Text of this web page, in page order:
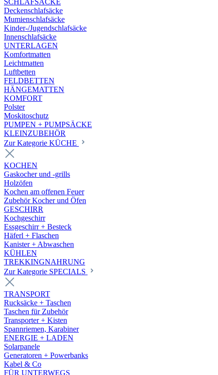
SCHLAFSÄCKE
Deckenschlafsäcke
Mumienschlafsäcke
Kinder-/Jugendschlafsäcke
Innenschlafsäcke
UNTERLAGEN
Komfortmatten
Leichtmatten
Luftbetten
FELDBETTEN
HÄNGEMATTEN
KOMFORT
Polster
Moskitoschutz
PUMPEN + PUMPSÄCKE
KLEINZUBEHÖR
Zur Kategorie KÜCHE
KOCHEN
Gaskocher und -grills
Holzöfen
Kochen am offenen Feuer
Zubehör Kocher und Öfen
GESCHIRR
Kochgeschirr
Essgeschirr + Besteck
Häferl + Flaschen
Kanister + Abwaschen
KÜHLEN
TREKKINGNAHRUNG
Zur Kategorie SPECIALS
TRANSPORT
Rucksäcke + Taschen
Taschen für Zubehör
Transporter + Kisten
Spannriemen, Karabiner
ENERGIE + LADEN
Solarpanele
Generatoren + Powerbanks
Kabel & Co
FÜR UNTERWEGS